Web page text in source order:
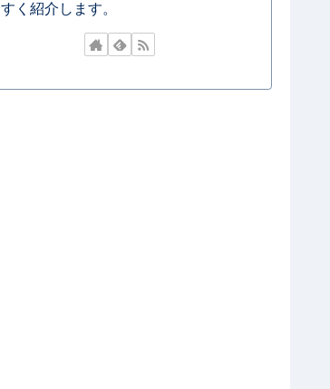
すく紹介します。